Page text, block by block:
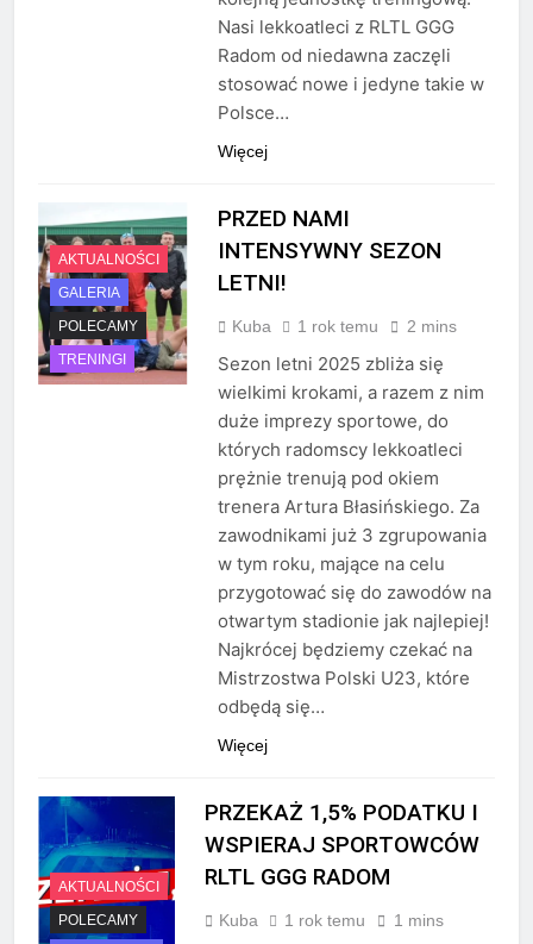
Nasi lekkoatleci z RLTL GGG
Radom od niedawna zaczęli
stosować nowe i jedyne takie w
Polsce…
Więcej
AKTUALNOŚCI
GALERIA
POLECAMY
TRENINGI
PRZED NAMI
INTENSYWNY SEZON
LETNI!
Kuba 1 rok temu 2 mins
Sezon letni 2025 zbliża się
wielkimi krokami, a razem z nim
duże imprezy sportowe, do
których radomscy lekkoatleci
prężnie trenują pod okiem
trenera Artura Błasińskiego. Za
zawodnikami już 3 zgrupowania
w tym roku, mające na celu
przygotować się do zawodów na
otwartym stadionie jak najlepiej!
Najkrócej będziemy czekać na
Mistrzostwa Polski U23, które
odbędą się…
Więcej
AKTUALNOŚCI
POLECAMY
PRZEKAŻ 1,5% PODATKU I
WSPIERAJ SPORTOWCÓW
RLTL GGG RADOM
Kuba 1 rok temu 1 mins